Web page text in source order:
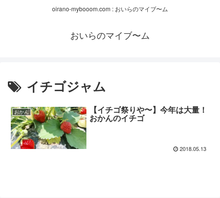
oirano-mybooom.com : おいらのマイブ〜ム
おいらのマイブ〜ム
イチゴジャム
おかん 【イチゴ祭りや〜】今年は大量！
おかんのイチゴ
2018.05.13